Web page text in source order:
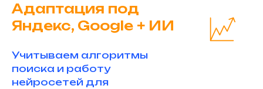
Адаптация под
Яндекс, Google + ИИ
Учитываем алгоритмы
поиска и работу
нейросетей для